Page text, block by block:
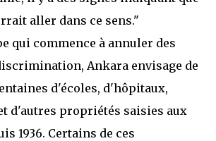
aller dans ce sens."
qui commence à annuler des
Ankara envisage de
d'écoles, d'hôpitaux,
d'autres propriétés saisies aux
1936. Certains de ces